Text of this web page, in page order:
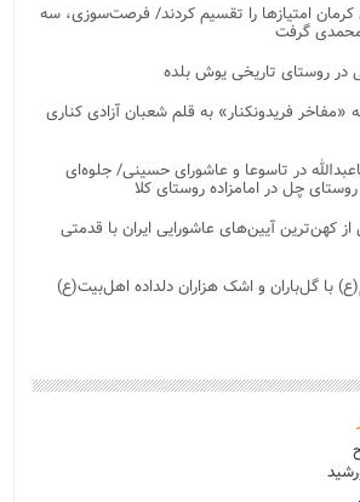
امتیازها را تقسیم کردند/ فرصت‌سوزی، سه
گرفت
در روستای تاریخی یوش بلده
«مفاخر فریدونکنار» به قلم شعبان آزادی کناری
در تاسوعا و عاشورای حسینی/ جلوه‌ای
روستای چل در امامزاده روستای کلا
کهن‌ترین آیین‌های عاشورایی ایران با قدمتی
گل‌باران و اشک هزاران دلداده اهل‌بیت(ع)